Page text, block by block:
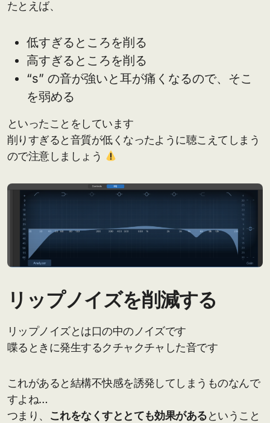
たとえば、
低すぎるところを削る
高すぎるところを削る
“s” の音が強いと耳が痛くなるので、そこ
を弱める
といったことをしています
削りすぎると音質が低くなったように聴こえてしまう
ので注意しましょう
リップノイズを削減する
リップノイズとは口の中のノイズです
喋るときに発生するクチャクチャした音です
これがあると結構不快感を誘発してしまうものなんで
すよね…
つまり、
これをなくすととても効果があるということ